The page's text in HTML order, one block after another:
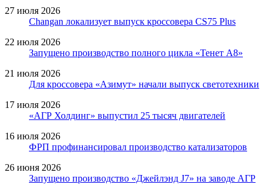
27 июля 2026
Changan локализует выпуск кроссовера CS75 Plus
22 июля 2026
Запущено производство полного цикла «Тенет A8»
21 июля 2026
Для кроссовера «Азимут» начали выпуск светотехники
17 июля 2026
«АГР Холдинг» выпустил 25 тысяч двигателей
16 июля 2026
ФРП профинансировал производство катализаторов
26 июня 2026
Запущено производство «Джейлэнд J7» на заводе АГР